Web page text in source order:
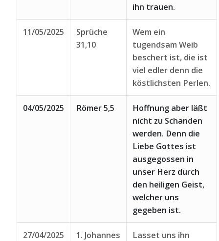
ihn trauen.
11/05/2025
Sprüche
31,10
Wem ein
tugendsam Weib
beschert ist, die ist
viel edler denn die
köstlichsten Perlen.
04/05/2025 Römer 5,5
Hoffnung aber läßt
nicht zu Schanden
werden. Denn die
Liebe Gottes ist
ausgegossen in
unser Herz durch
den heiligen Geist,
welcher uns
gegeben ist.
27/04/2025
1. Johannes
Lasset uns ihn